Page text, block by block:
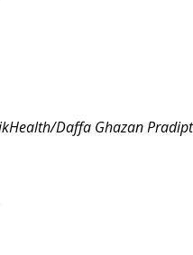
Daffa Ghazan